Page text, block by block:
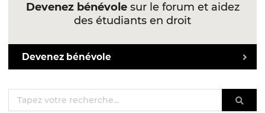
Devenez bénévolesur le forum et aidez
des étudiants en droit
Devenez bénévole